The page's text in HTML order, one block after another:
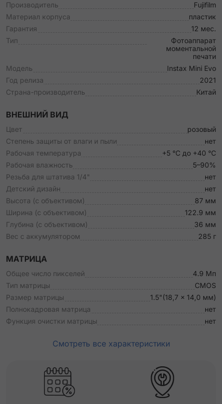
Производитель
Fujifilm
Материал корпуса
пластик
Гарантия
12 мес.
Тип
Фотоаппарат
моментальной
печати
Модель
Instax Mini Evo
Год релиза
2021
Страна-производитель
Китай
ВНЕШНИЙ ВИД
Цвет
розовый
Степень защиты от влаги и пыли
нет
Рабочая температура
+5 °C до +40 °C
Рабочая влажность
5–90%
Резьба для штатива 1/4"
нет
Детский дизайн
нет
Высота (с объективом)
87 мм
Ширина (с объективом)
122.9 мм
Глубина (с объективом)
36 мм
Вес с аккумулятором
285 г
МАТРИЦА
Общее число пикселей
4.9 Мп
Тип матрицы
CMOS
Размер матрицы
1.5"(18,7 × 14,0 мм)
Полнокадровая матрица
нет
Функция очистки матрицы
нет
Смотреть все характеристики